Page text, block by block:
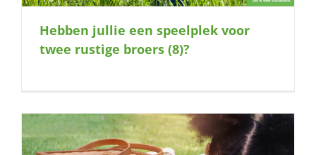
Hebben jullie een speelplek voor
twee rustige broers (8)?